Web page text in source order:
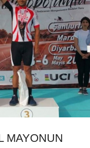
MAYONUN